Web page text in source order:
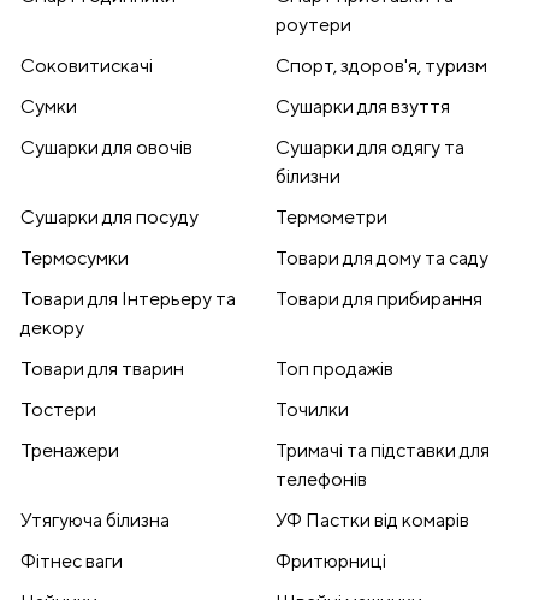
роутери
Соковитискачі
Спорт, здоров'я, туризм
Сумки
Сушарки для взуття
Сушарки для овочів
Сушарки для одягу та
білизни
Сушарки для посуду
Термометри
Термосумки
Товари для дому та саду
Товари для Інтерьеру та
декору
Товари для прибирання
Товари для тварин
Топ продажів
Тостери
Точилки
Тренажери
Тримачі та підставки для
телефонів
Утягуюча білизна
УФ Пастки від комарів
Фітнес ваги
Фритюрниці